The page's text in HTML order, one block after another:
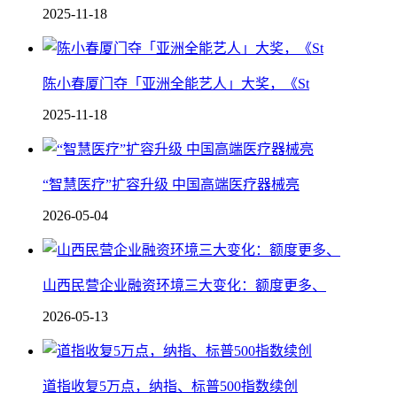
2025-11-18
陈小春厦门夺「亚洲全能艺人」大奖，《St
2025-11-18
“智慧医疗”扩容升级 中国高端医疗器械亮
2026-05-04
山西民营企业融资环境三大变化：额度更多、
2026-05-13
道指收复5万点，纳指、标普500指数续创